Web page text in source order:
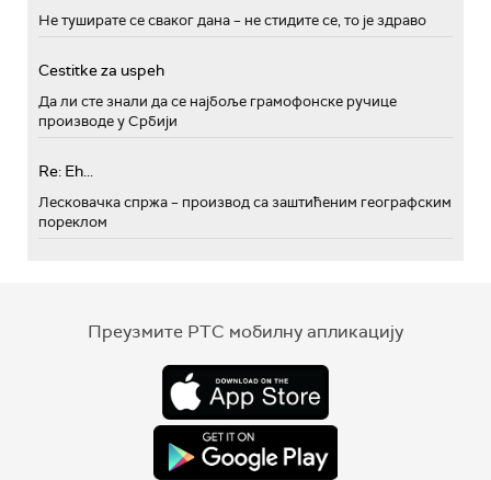
Не туширате се сваког дана – не стидите се, то је здраво
Cestitke za uspeh
Да ли сте знали да се најбоље грамофонске ручице
производе у Србији
Re: Eh...
Лесковачка спржа – производ са заштићеним географским
пореклом
Преузмите РТС мобилну апликацију